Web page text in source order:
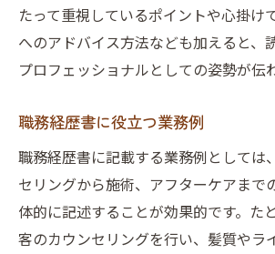
たって重視しているポイントや心掛け
へのアドバイス方法なども加えると、
プロフェッショナルとしての姿勢が伝
職務経歴書に役立つ業務例
職務経歴書に記載する業務例としては
セリングから施術、アフターケアまで
体的に記述することが効果的です。た
客のカウンセリングを行い、髪質やラ